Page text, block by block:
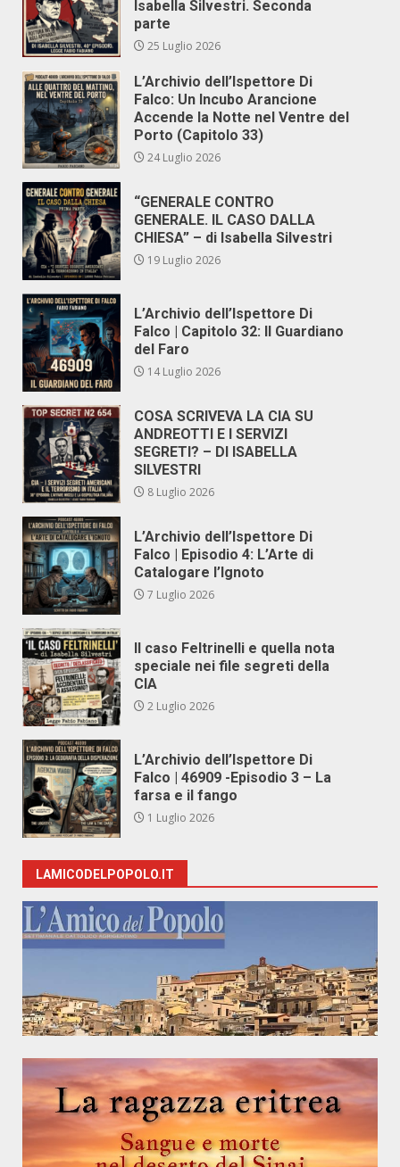
Isabella Silvestri. Seconda
parte
25 Luglio 2026
L’Archivio dell’Ispettore Di
Falco: Un Incubo Arancione
Accende la Notte nel Ventre del
Porto (Capitolo 33)
24 Luglio 2026
“GENERALE CONTRO
GENERALE. IL CASO DALLA
CHIESA” – di Isabella Silvestri
19 Luglio 2026
L’Archivio dell’Ispettore Di
Falco | Capitolo 32: Il Guardiano
del Faro
14 Luglio 2026
COSA SCRIVEVA LA CIA SU
ANDREOTTI E I SERVIZI
SEGRETI? – DI ISABELLA
SILVESTRI
8 Luglio 2026
L’Archivio dell’Ispettore Di
Falco | Episodio 4: L’Arte di
Catalogare l’Ignoto
7 Luglio 2026
Il caso Feltrinelli e quella nota
speciale nei file segreti della
CIA
2 Luglio 2026
L’Archivio dell’Ispettore Di
Falco | 46909 -Episodio 3 – La
farsa e il fango
1 Luglio 2026
LAMICODELPOPOLO.IT